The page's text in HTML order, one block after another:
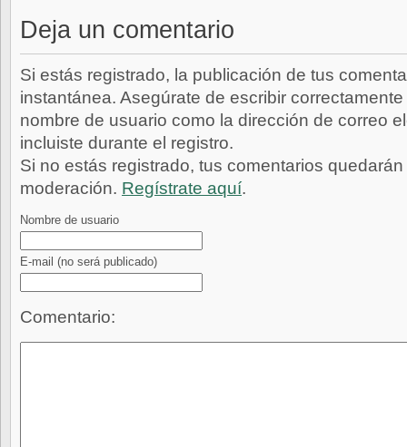
Deja un comentario
Si estás registrado, la publicación de tus
instantánea. Asegúrate de escribir
nombre de usuario como la dirección de correo
incluiste durante el registro.
Si no estás registrado, tus comentarios
moderación. Regístrate aquí.
Nombre de usuario
E-mail (no será publicado)
Comentario: